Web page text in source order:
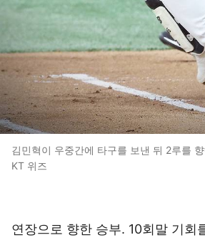
김민혁이 우중간에 타구를 보낸 뒤 2루를
KT 위즈
연장으로 향한 승부. 10회말 기회